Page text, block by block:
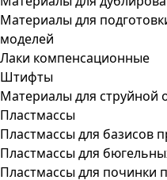
Материалы для
моделей
Лаки компенсационные
Штифты
Материалы для струйной
Пластмассы
Пластмассы для базисов
Пластмассы для
Пластмассы для починки